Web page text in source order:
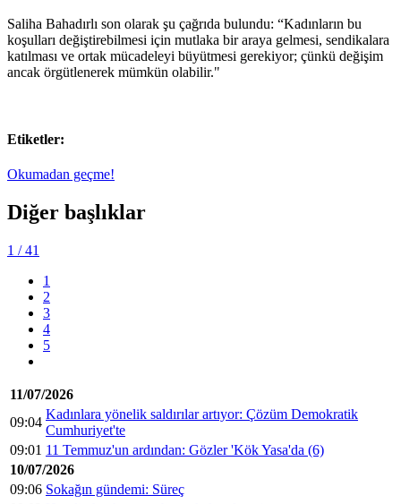
Saliha Bahadırlı son olarak şu çağrıda bulundu: “Kadınların bu
koşulları değiştirebilmesi için mutlaka bir araya gelmesi, sendikalara
katılması ve ortak mücadeleyi büyütmesi gerekiyor; çünkü değişim
ancak örgütlenerek mümkün olabilir."
Etiketler:
Okumadan geçme!
Diğer başlıklar
1 / 41
1
2
3
4
5
11/07/2026
09:04
Kadınlara yönelik saldırılar artıyor: Çözüm Demokratik
Cumhuriyet'te
09:01 11 Temmuz'un ardından: Gözler 'Kök Yasa'da (6)
10/07/2026
09:06 Sokağın gündemi: Süreç